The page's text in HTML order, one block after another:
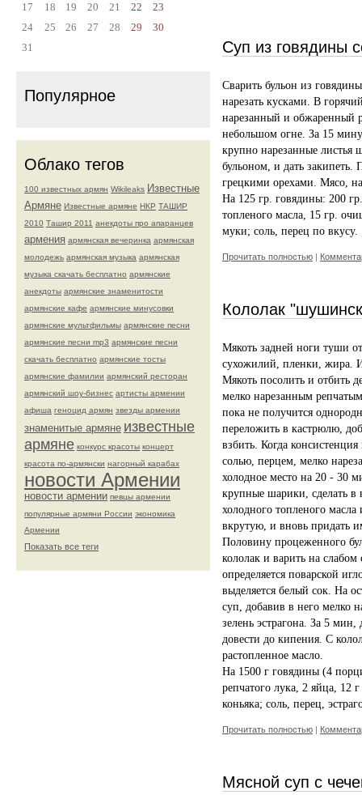
17
18 19 20 21 22
23
24
25 26 27 28 29
30
31
Популярное
Облако тегов
100 известных армян Wikileaks Известные
Армяне Известные армяне НКР ТАШИР
2010 Ташир 2011 анекдоты про апаранцев
армения армянская вечеринка армянская
молодежь армянская музыка армянская
музыка скачать бесплатно армянские
анекдоты армянские знаменитости
армянские кафе армянские минусовки
армянские мультфильмы армянские песни
армянские песни mp3 армянские песни
скачать бесплатно армянские тосты
армянские фамилии армянский ресторан
армянский шоу-бизнес артисты армении
афиша геноцид армян звезды армении
знаменитые армяне известные
армяне конкурс красоты концерт
красота по-армянски нагорный карабах
новости Армении
новости армении певцы армении
популярные армяни России экономика
Армении
Показать все теги
Суп из говядины
Сварить бульон из
нарезать кусками. В
нарезанный и обжаренный
небольшом огне. За 15
крупно нарезанные
бульоном, и дать
грецкими орехами. Мясо,
На 125 гр. говядины: 200
топленого масла, 15 гр.
муки; соль, перец по вкусу.
Прочитать полностью |
Кололак
Мякоть задней ноги туши
сухожилий, пленки, жира.
Мякоть посолить и отбить
мелко нарезанным
пока не получится
переложить в кастрюлю,
взбить. Когда
солью, перцем, мелко
холодное место на 20 - 30
крупные шарики, сделать в
холодного топленого
вкрутую, и вновь придать
Половину процеженного
кололак и варить на слабом
определяется поварской
выделяется белый сок. На
суп, добавив в него мелко
зелень эстрагона. За 5
довести до кипения. С
растопленное масло.
На 1500 г говядины (4
репчатого лука, 2 яйца, 12
коньяка; соль, перец,
Прочитать полностью |
Мясной суп с